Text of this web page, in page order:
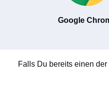
Google
Falls Du bereits einen